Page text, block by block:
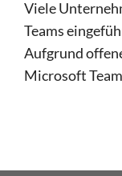
Viele
Teams
Aufgrund
Microsoft